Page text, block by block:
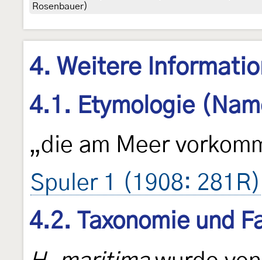
Rosenbauer)
4. Weitere
4.1. Etymologie
„die am Meer
Spuler 1 (1908: 281R)
4.2. Taxonomie und